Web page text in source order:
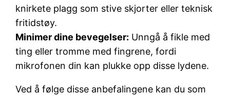
knirkete plagg som stive skjorter eller teknisk
fritidstøy.
Minimer dine bevegelser: Unngå å fikle med
ting eller tromme med fingrene, fordi
mikrofonen din kan plukke opp disse lydene.
Ved å følge disse anbefalingene kan du som